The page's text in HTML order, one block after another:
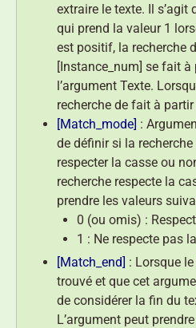
extraire le texte. Il
qui prend la valeur 1
est positif, la recherche
[Instance_num] se fait
l’argument Texte.
recherche de fait à
[Match_mode] :
de définir si la
respecter la casse ou
recherche respecte la
prendre les valeurs
0 (ou omis) :
1 : Ne respecte pas
[Match_end] : Lorsque
trouvé et que cet
de considérer la fin du
L’argument peut